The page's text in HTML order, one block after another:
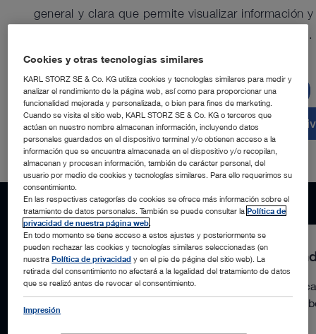
general y clara que permite visualizar información
ayuda a coordinar el trabajo en equipo.
Descargar en Google Play
Descargar en App Store para sistema
macOS
Descargar aplicación OR1
Cookies y otras tecnologías similares
KARL STORZ SE & Co. KG utiliza cookies y tecnologías similares para medir y
analizar el rendimiento de la página web, así como para proporcionar una
funcionalidad mejorada y personalizada, o bien para fines de marketing.
Cuando se visita el sitio web, KARL STORZ SE & Co. KG o terceros que
actúan en nuestro nombre almacenan información, incluyendo datos
personales guardados en el dispositivo terminal y/o obtienen acceso a la
información que se encuentra almacenada en el dispositivo y/o recopilan,
almacenan y procesan información, también de carácter personal, del
usuario por medio de cookies y tecnologías similares. Para ello requerimos su
consentimiento.
En las respectivas categorías de cookies se ofrece más información sobre el
tratamiento de datos personales. También se puede consultar laPolítica de
privacidad de nuestra página web
En todo momento se tiene acceso a estos ajustes y posteriormente se
pueden rechazar las cookies y tecnologías similares seleccionadas (en
nuestraPolítica de privacidad y en el pie de página del sitio web). La
retirada del consentimiento no afectará a la legalidad del tratamiento de datos
que se realizó antes de revocar el consentimiento.
Impresión